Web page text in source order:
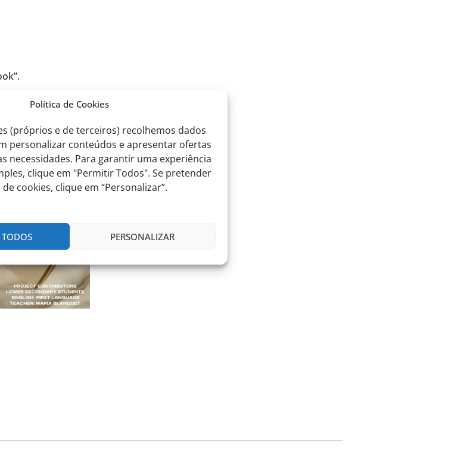
Política de Cookies
(próprios e de terceiros) recolhemos dados
personalizar conteúdos e apresentar ofertas
necessidades. Para garantir uma experiência
clique em "Permitir Todos". Se pretender
cookies, clique em “Personalizar”.
TODOS PERSONALIZAR